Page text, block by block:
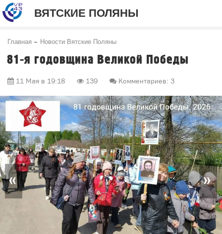
ВЯТСКИЕ ПОЛЯНЫ
Главная Новости Вятские Поляны
81-я годовщина Великой Победы
11 Мая в 19:18 139 Комментариев: 3
« »